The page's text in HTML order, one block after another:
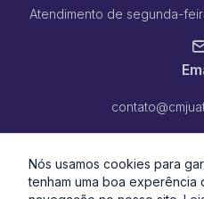
Atendimento de segunda-
Nós usamos cookies para
tenham uma boa experência